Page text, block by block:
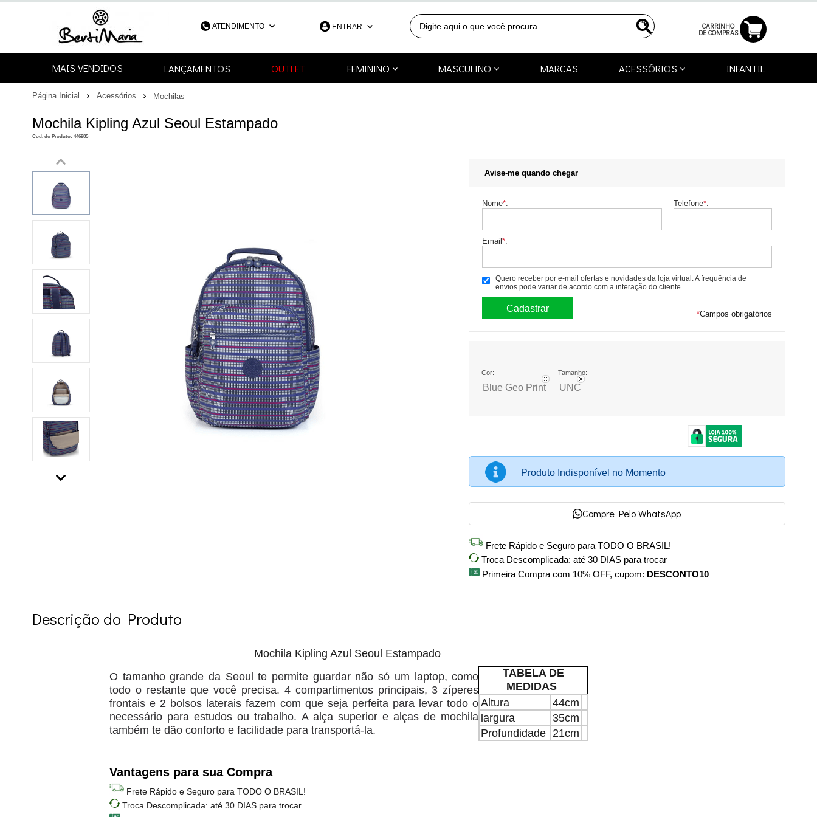
ATENDIMENTO
(48) 3052-4390
48991253418
ENTRAR CARRINHO
DE COMPRAS
MAIS VENDIDOS LANÇAMENTOS OUTLET FEMININO MASCULINO MARCAS ACESSÓRIOS INFANTIL
Página Inicial Acessórios Mochilas
Mochila Kipling Azul Seoul Estampado
Cod. do Produto: 446985
Avise-me quando chegar
Nome*: Telefone*:
Email *:
Quero receber por e-mail ofertas e novidades da loja virtual. A frequência de
envios pode variar de acordo com a interação do cliente.
*Campos obrigatórios
Cor:
Blue Geo Print
Tamanho:
UNC
Produto Indisponível no Momento
Compre Pelo WhatsApp
Frete Rápido e Seguro para TODO O BRASIL!
Troca Descomplicada: até 30 DIAS para trocar
Primeira Compra com 10% OFF, cupom: DESCONTO10
Descrição do Produto
Mochila Kipling Azul Seoul Estampado
TABELA DE
MEDIDAS
Altura
44cm
largura
35cm
Profundidade 21cm
O tamanho grande da Seoul te permite guardar não só um laptop, como
todo o restante que você precisa. 4 compartimentos principais, 3 zíperes
frontais e 2 bolsos laterais fazem com que seja perfeita para levar todo o
necessário para estudos ou trabalho. A alça superior e alças de mochila
também te dão conforto e facilidade para transportá-la.
Vantagens para sua Compra
Frete Rápido e Seguro para TODO O BRASIL!
Troca Descomplicada: até 30 DIAS para trocar